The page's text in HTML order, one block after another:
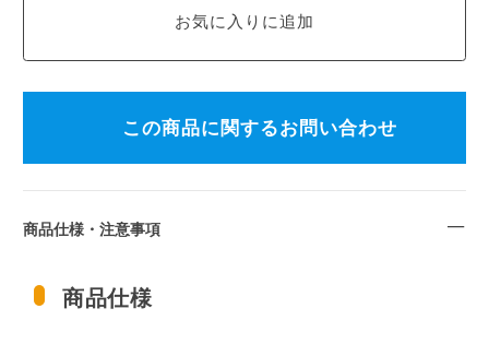
この商品に関するお問い合わせ
商品仕様・注意事項
商品仕様